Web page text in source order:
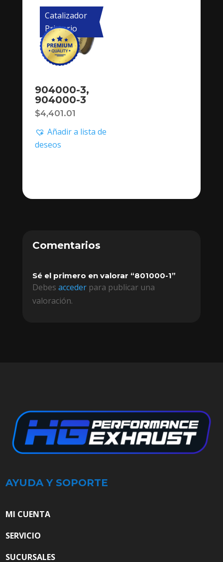
Catalizador
Primario
904000-3,
904000-3
$4,401.01
Añadir a lista de
deseos
Comentarios
Sé el primero en valorar “801000-1”
Debes accederpara publicar una
valoración.
AYUDA Y SOPORTE
MI CUENTA
SERVICIO
SUCURSALES